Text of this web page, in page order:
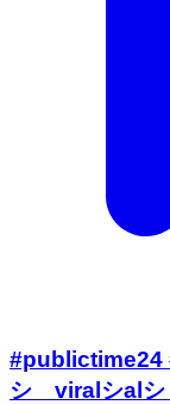
シ゚viralシalシ